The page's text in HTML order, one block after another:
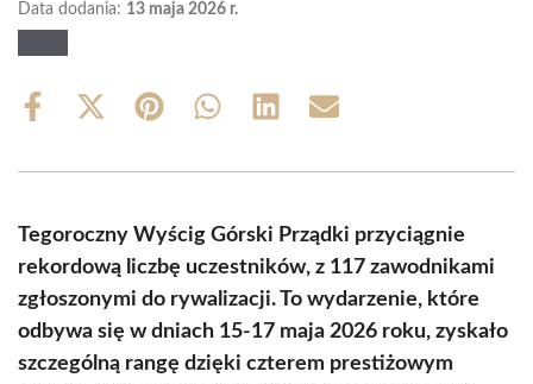
Data dodania: 13 maja 2026 r.
Share
Share
(Twitter)
Share Share Share Share
Tegoroczny Wyścig Górski Prządki przyciągnie
rekordową liczbę uczestników, z 117 zawodnikami
zgłoszonymi do rywalizacji. To wydarzenie, które
odbywa się w dniach 15-17 maja 2026 roku, zyskało
szczególną rangę dzięki czterem prestiżowym